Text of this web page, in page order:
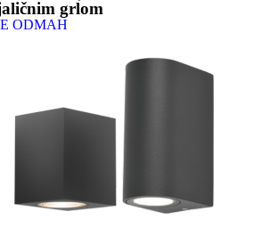
grlom
ODMAH